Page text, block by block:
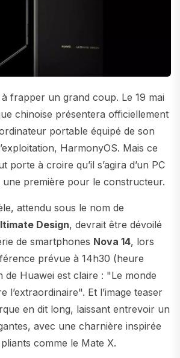
à frapper un grand coup. Le 19 mai
chinoise présentera officiellement
portable équipé de son
HarmonyOS. Mais ce
porte à croire qu’il s’agira d’un PC
première pour le constructeur.
attendu sous le nom de
Design, devrait être dévoilé
de smartphones Nova 14, lors
prévue à 14h30 (heure
de Huawei est claire : "Le monde
l’extraordinaire". Et l’image teaser
en dit long, laissant entrevoir un
avec une charnière inspirée
comme le Mate X.